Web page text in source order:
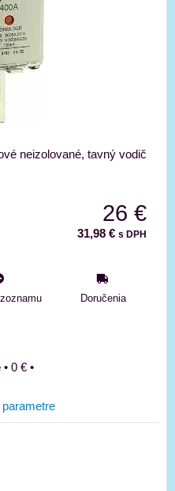
neizolované, tavný vodič
26 €
31,98 € s DPH
Doručenia
• 0 € •